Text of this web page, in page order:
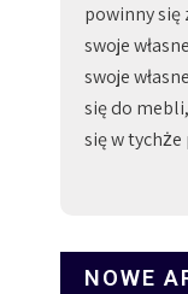
powinny się
swoje
swoje
się do
się w
NOWE